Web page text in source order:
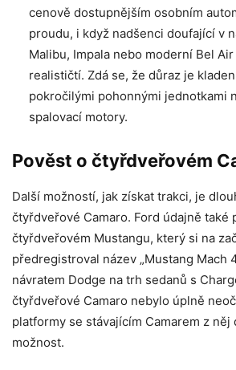
cenově dostupnějším osobním
proudu, i když nadšenci doufající v
Malibu, Impala nebo moderní Bel
realističtí. Zdá se, že důraz je
pokročilými pohonnými jednotkami
spalovací motory.
Pověst o čtyřdveřovém
Další možností, jak získat trakci, je
čtyřdveřové Camaro. Ford údajně také
čtyřdveřovém Mustangu, který si na
předregistroval název „Mustang Mach
návratem Dodge na trh sedanů s
čtyřdveřové Camaro nebylo úplně
platformy se stávajícím Camarem z něj
možnost.